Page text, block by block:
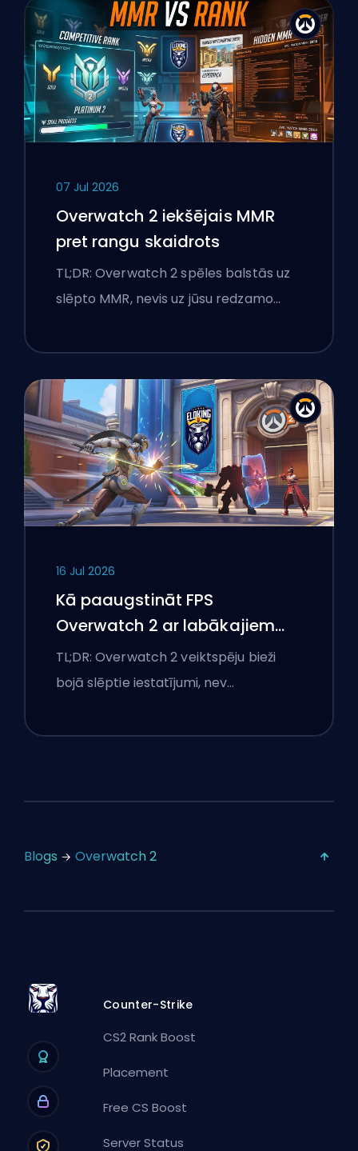
07 Jul 2026
Overwatch 2 iekšējais MMR
pret rangu skaidrots
TL;DR: Overwatch 2 spēles balstās uz
slēpto MMR, nevis uz jūsu redzamo…
16 Jul 2026
Kā paaugstināt FPS
Overwatch 2 ar labākajiem
iestatījumiem
TL;DR: Overwatch 2 veiktspēju bieži
bojā slēptie iestatījumi, nev…
Blogs Overwatch 2
Counter-Strike
CS2 Rank Boost
Placement
Free CS Boost
Server Status